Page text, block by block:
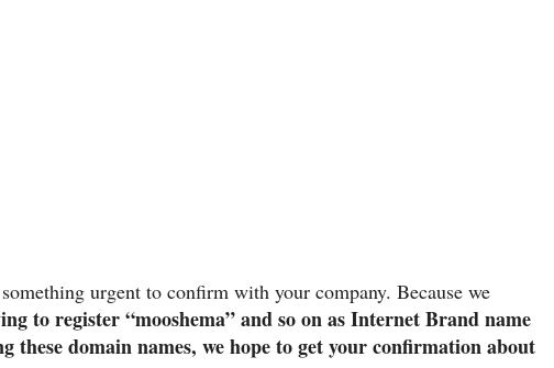
urgent to confirm with your company. Because we
to register “mooshema” and so on as Internet Brand name
domain names, we hope to get your confirmation about